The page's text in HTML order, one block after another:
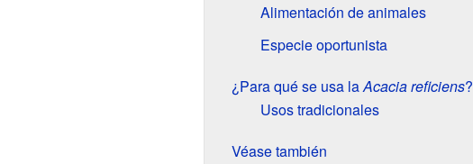
Alimentación de animales
Especie oportunista
¿Para qué se usa laAcacia reficiens?
Usos tradicionales
Véase también